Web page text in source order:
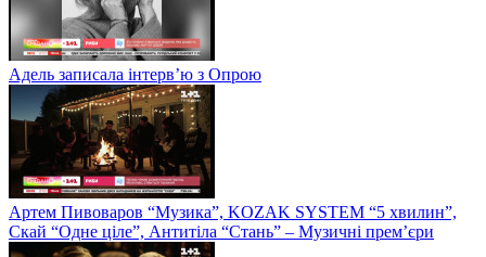
Адель записала інтерв’ю з Опрою
Артем Пивоваров “Музика”, KOZAK SYSTEM “5 хвилин”,
Скай “Одне ціле”, Антитіла “Стань” – Музичні прем’єри